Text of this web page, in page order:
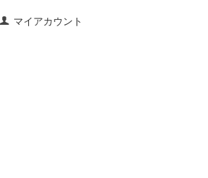
マイアカウント